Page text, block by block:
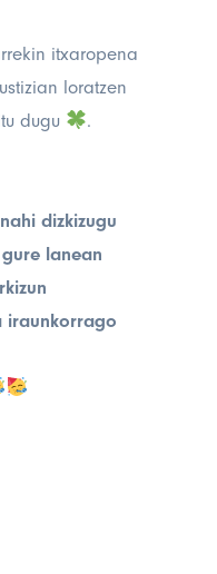
itxaropena
loratzen
dugu
.
dizkizugu
lanean
iraunkorrago